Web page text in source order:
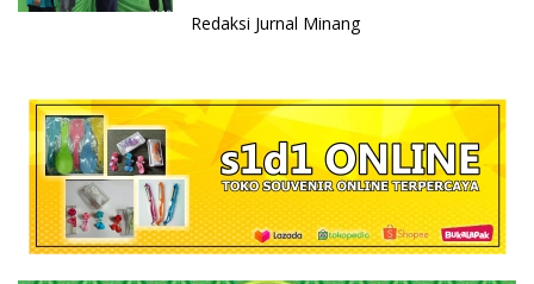
Redaksi Jurnal Minang